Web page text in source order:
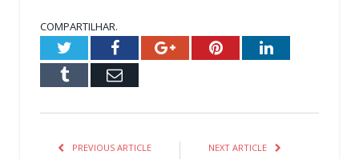
COMPARTILHAR.
TwitterFacebookGoogle+PinterestLinkedIn
Tumblr Email
PREVIOUS ARTICLE NEXT ARTICLE